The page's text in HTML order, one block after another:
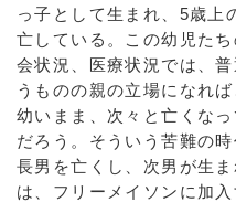
っ子として生まれ、5歳上
亡している。この幼児た
会状況、医療状況では、
うものの親の立場になれ
幼いまま、次々と亡くな
だろう。そういう苦難の
長男を亡くし、次男が生
は、フリーメイソンに加入